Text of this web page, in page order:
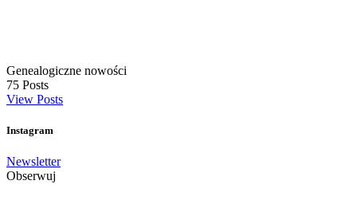
Genealogiczne nowości
75 Posts
View Posts
Instagram
Newsletter
Obserwuj